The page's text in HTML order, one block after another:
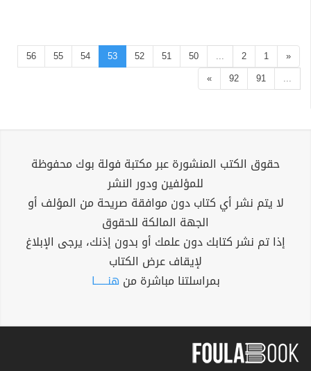
«
1
2
...
50
51
52
53
54
55
56
...
91
92
»
حقوق الكتب المنشورة عبر مكتبة فولة بوك محفوظة
للمؤلفين ودور النشر
لا يتم نشر أي كتاب دون موافقة صريحة من المؤلف أو
الجهة المالكة للحقوق
إذا تم نشر كتابك دون علمك أو بدون إذنك، يرجى الإبلاغ
لإيقاف عرض الكتاب
بمراسلتنا مباشرة من هنــــــا